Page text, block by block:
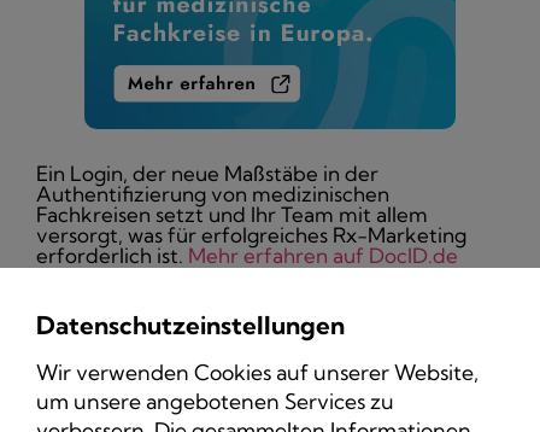
Ein Login, der neue Maßstäbe in der
Authentifizierung von medizinischen
Fachkreisen setzt und Ihr Team mit allem
versorgt, was für erfolgreiches Rx-Marketing
erforderlich ist. Mehr erfahren auf DocID.de
Datenschutz
Datenschutzeinstellungen
Wir verwenden Cookies auf unserer Website,
um unsere angebotenen Services zu